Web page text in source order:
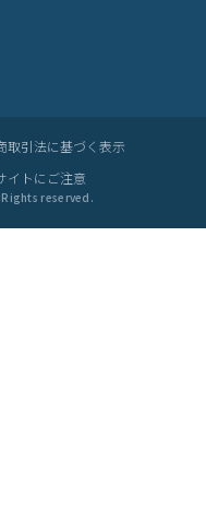
取引法に基づく表示
イトにご注意
Rights reserved.